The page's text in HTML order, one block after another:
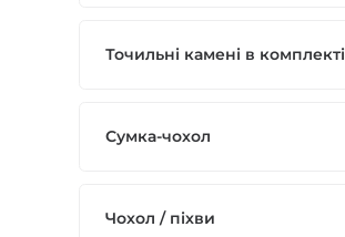
Точильні камені в комплекті
Сумка-чохол
Чохол / піхви